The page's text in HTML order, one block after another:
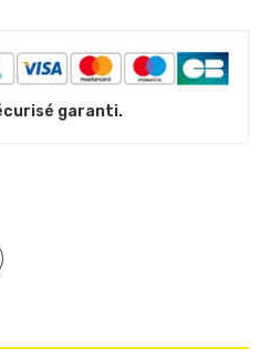
garanti.